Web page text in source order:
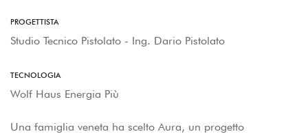
PROGETTISTA
Studio Tecnico Pistolato - Ing. Dario Pistolato
TECNOLOGIA
Wolf Haus Energia Più
Una famiglia veneta ha scelto Aura, un progetto